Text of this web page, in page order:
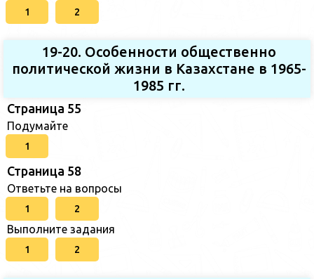
1 2
19-20. Особенности общественно
политической жизни в Казахстане в 1965-
1985 гг.
Страница 55
Подумайте
1
Страница 58
Ответьте на вопросы
1 2
Выполните задания
1 2